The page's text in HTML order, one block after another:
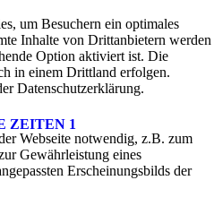
ZEITEN 1
um Besuchern ein optimales
Inhalte von Drittanbietern werden
Option aktiviert ist. Die
in einem Drittland erfolgen.
Datenschutzerklärung.
Webseite notwendig, z.B. zum
Gewährleistung eines
Erscheinungsbilds der